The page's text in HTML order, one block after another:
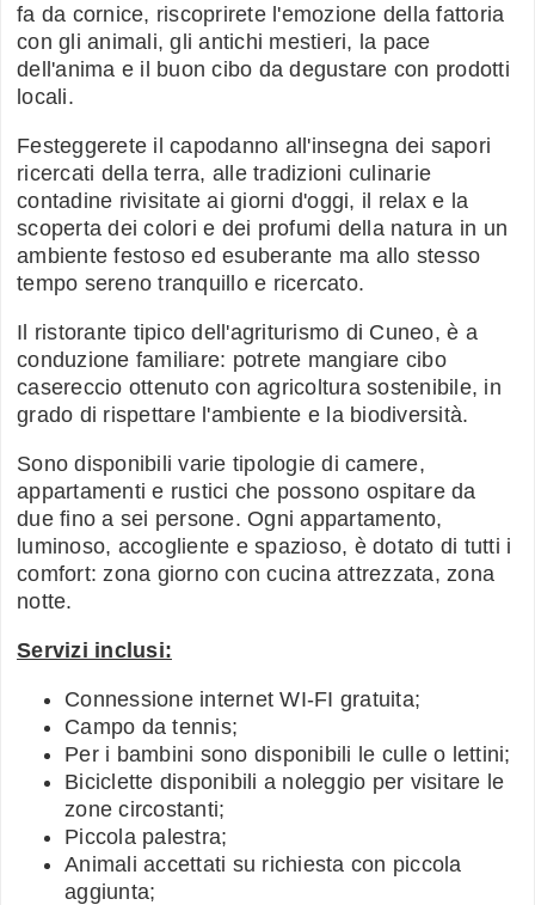
fa da cornice, riscoprirete l'emozione della fattoria
con gli animali, gli antichi mestieri, la pace
dell'anima e il buon cibo da degustare con prodotti
locali.
Festeggerete il capodanno all'insegna dei sapori
ricercati della terra, alle tradizioni culinarie
contadine rivisitate ai giorni d'oggi, il relax e la
scoperta dei colori e dei profumi della natura in un
ambiente festoso ed esuberante ma allo stesso
tempo sereno tranquillo e ricercato.
Il ristorante tipico dell'agriturismo di Cuneo, è a
conduzione familiare: potrete mangiare cibo
casereccio ottenuto con agricoltura sostenibile, in
grado di rispettare l'ambiente e la biodiversità.
Sono disponibili varie tipologie di camere,
appartamenti e rustici che possono ospitare da
due fino a sei persone. Ogni appartamento,
luminoso, accogliente e spazioso, è dotato di tutti i
comfort: zona giorno con cucina attrezzata, zona
notte.
Servizi inclusi:
Connessione internet WI-FI gratuita;
Campo da tennis;
Per i bambini sono disponibili le culle o lettini;
Biciclette disponibili a noleggio per visitare le
zone circostanti;
Piccola palestra;
Animali accettati su richiesta con piccola
aggiunta;